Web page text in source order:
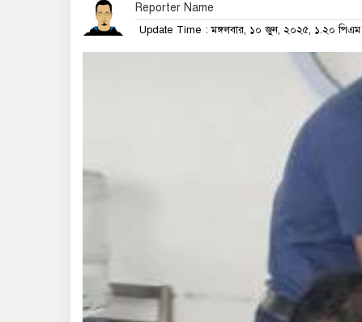
Reporter Name
Update Time : মঙ্গলবার, ১০ জুন, ২০২৫, ১.২০ পিএম